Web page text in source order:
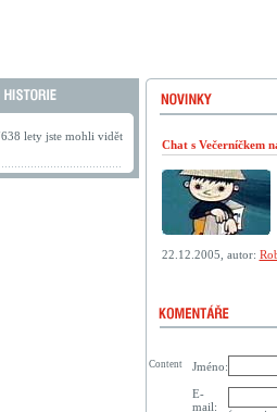
lety jste mohli vidět
Chat s Večerníčkem
22.12.2005, autor:
Jméno:
E-
mail:
Content